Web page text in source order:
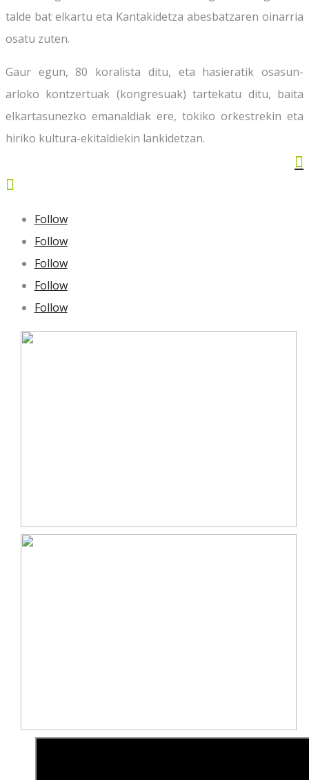
talde bat elkartu eta Kantakidetza abesbatzaren oinarria
osatu zuten.
Gaur egun, 80 koralista ditu, eta hasieratik osasun-
arloko kontzertuak (kongresuak) tartekatu ditu, baita
elkartasunezko emanaldiak ere, tokiko orkestrekin eta
hiriko kultura-ekitaldiekin lankidetzan.


Follow
Follow
Follow
Follow
Follow